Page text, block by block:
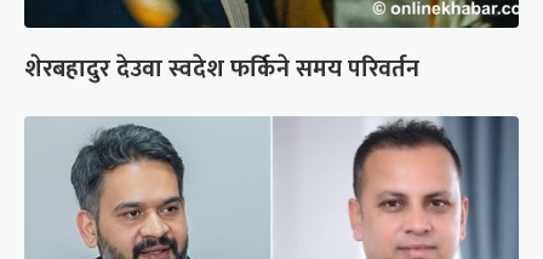
शेरबहादुर देउवा स्वदेश फर्किने समय परिवर्तन